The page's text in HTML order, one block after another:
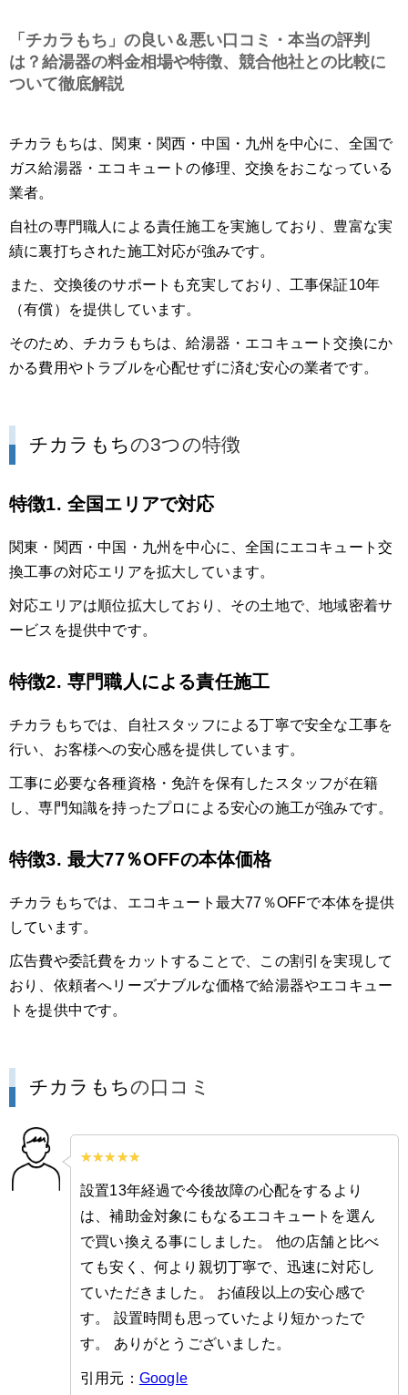
「チカラもち」の良い＆悪い口コミ・本当の評判
は？給湯器の料金相場や特徴、競合他社との比較に
ついて徹底解説
チカラもちは、関東・関西・中国・九州を中心に、全国で
ガス給湯器・エコキュートの修理、交換をおこなっている
業者。
自社の専門職人による責任施工を実施しており、豊富な実
績に裏打ちされた施工対応が強みです。
また、交換後のサポートも充実しており、工事保証10年
（有償）を提供しています。
そのため、チカラもちは、給湯器・エコキュート交換にか
かる費用やトラブルを心配せずに済む安心の業者です。
チカラもちの3つの特徴
特徴1. 全国エリアで対応
関東・関西・中国・九州を中心に、全国にエコキュート交
換工事の対応エリアを拡大しています。
対応エリアは順位拡大しており、その土地で、地域密着サ
ービスを提供中です。
特徴2. 専門職人による責任施工
チカラもちでは、自社スタッフによる丁寧で安全な工事を
行い、お客様への安心感を提供しています。
工事に必要な各種資格・免許を保有したスタッフが在籍
し、専門知識を持ったプロによる安心の施工が強みです。
特徴3. 最大77％OFFの本体価格
チカラもちでは、エコキュート最大77％OFFで本体を提供
しています。
広告費や委託費をカットすることで、この割引を実現して
おり、依頼者へリーズナブルな価格で給湯器やエコキュー
トを提供中です。
チカラもちの口コミ
設置13年経過で今後故障の心配をするより
は、補助金対象にもなるエコキュートを選ん
で買い換える事にしました。 他の店舗と比べ
ても安く、何より親切丁寧で、迅速に対応し
ていただきました。 お値段以上の安心感で
す。 設置時間も思っていたより短かったで
す。 ありがとうございました。
引用元： Google